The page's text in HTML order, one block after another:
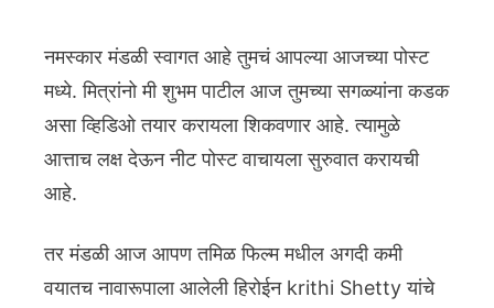
नमस्कार मंडळी स्वागत आहे तुमचं आपल्या आजच्या पोस्ट
मध्ये. मित्रांनो मी शुभम पाटील आज तुमच्या सगळ्यांना कडक
असा व्हिडिओ तयार करायला शिकवणार आहे. त्यामुळे
आत्ताच लक्ष देऊन नीट पोस्ट वाचायला सुरुवात करायची
आहे.
तर मंडळी आज आपण तमिळ फिल्म मधील अगदी कमी
वयातच नावारूपाला आलेली हिरोईन krithi Shetty यांचे